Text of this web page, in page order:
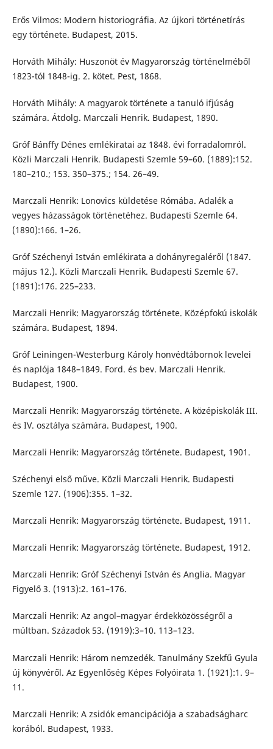
Erős Vilmos: Modern historiográfia. Az újkori történetírás
egy története. Budapest, 2015.
Horváth Mihály: Huszonöt év Magyarország történelméből
1823-tól 1848-ig. 2. kötet. Pest, 1868.
Horváth Mihály: A magyarok története a tanuló ifjúság
számára. Átdolg. Marczali Henrik. Budapest, 1890.
Gróf Bánffy Dénes emlékiratai az 1848. évi forradalomról.
Közli Marczali Henrik. Budapesti Szemle 59–60. (1889):152.
180–210.; 153. 350–375.; 154. 26–49.
Marczali Henrik: Lonovics küldetése Rómába. Adalék a
vegyes házasságok történetéhez. Budapesti Szemle 64.
(1890):166. 1–26.
Gróf Széchenyi István emlékirata a dohányregaléről (1847.
május 12.). Közli Marczali Henrik. Budapesti Szemle 67.
(1891):176. 225–233.
Marczali Henrik: Magyarország története. Középfokú iskolák
számára. Budapest, 1894.
Gróf Leiningen-Westerburg Károly honvédtábornok levelei
és naplója 1848–1849. Ford. és bev. Marczali Henrik.
Budapest, 1900.
Marczali Henrik: Magyarország története. A középiskolák III.
és IV. osztálya számára. Budapest, 1900.
Marczali Henrik: Magyarország története. Budapest, 1901.
Széchenyi első műve. Közli Marczali Henrik. Budapesti
Szemle 127. (1906):355. 1–32.
Marczali Henrik: Magyarország története. Budapest, 1911.
Marczali Henrik: Magyarország története. Budapest, 1912.
Marczali Henrik: Gróf Széchenyi István és Anglia. Magyar
Figyelő 3. (1913):2. 161–176.
Marczali Henrik: Az angol–magyar érdekközösségről a
múltban. Századok 53. (1919):3–10. 113–123.
Marczali Henrik: Három nemzedék. Tanulmány Szekfű Gyula
új könyvéről. Az Egyenlőség Képes Folyóirata 1. (1921):1. 9–
11.
Marczali Henrik: A zsidók emancipációja a szabadságharc
korából. Budapest, 1933.